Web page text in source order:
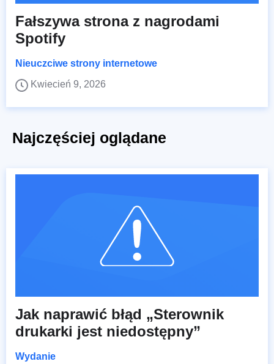
Fałszywa strona z nagrodami
Spotify
Nieuczciwe strony internetowe
Kwiecień 9, 2026
Najczęściej oglądane
Jak naprawić błąd „Sterownik
drukarki jest niedostępny”
Wydanie